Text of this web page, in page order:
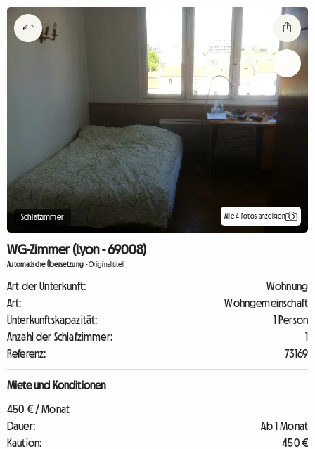
Schlafzimmer Alle 4 Fotos anzeigen
WG-Zimmer (Lyon - 69008)
Automatische Übersetzung -Originaltitel
Art der Unterkunft:
Wohnung
Art:
Wohngemeinschaft
Unterkunftskapazität:
1 Person
Anzahl der Schlafzimmer:
1
Referenz:
73169
Miete und Konditionen
450 € / Monat
Dauer:
Ab 1 Monat
Kaution:
450 €